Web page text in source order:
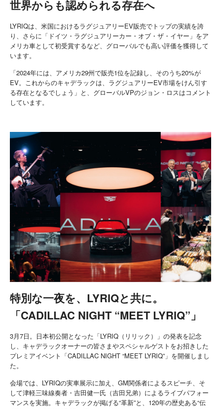
世界からも認められる存在へ
LYRIQは、米国におけるラグジュアリーEV販売でトップの実績を誇
り、さらに「ドイツ・ラグジュアリーカー・オブ・ザ・イヤー」をア
メリカ車として初受賞するなど、グローバルでも高い評価を獲得して
います。
「2024年には、アメリカ29州で販売1位を記録し、そのうち20%が
EV。これからのキャデラックは、ラグジュアリーEV市場をけん引す
る存在となるでしょう」と、グローバルVPのジョン・ロスはコメント
しています。
特別な一夜を、LYRIQと共に。
「CADILLAC NIGHT “MEET LYRIQ”」
3月7日。日本初公開となった「LYRIQ（リリック）」の発表を記念
し、キャデラックオーナーの皆さまやスペシャルゲストをお招きした
プレミアイベント「CADILLAC NIGHT “MEET LYRIQ”」を開催しまし
た。
会場では、LYRIQの実車展示に加え、GM関係者によるスピーチ、そ
して津軽三味線奏者・吉田健一氏（吉田兄弟）によるライブパフォー
マンスを実施。キャデラックが掲げる“革新”と、120年の歴史ある“伝